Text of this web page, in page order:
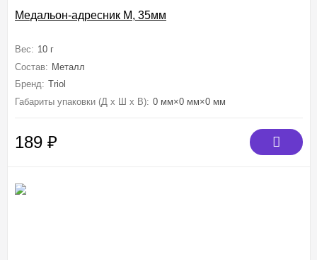
Медальон-адресник M, 35мм
Вес: 10 г
Состав: Металл
Бренд: Triol
Габариты упаковки (Д х Ш х В): 0 мм×0 мм×0 мм
189 ₽